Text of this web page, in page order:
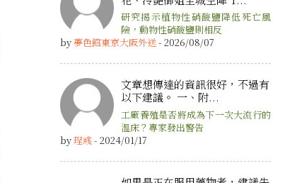
研究揭示植物性硝酸鹽降低死亡風
險，動物性硝酸鹽則相反
by夢色館東京大阪外送- 2026/08/07
文章想傳達的資訊很好，不過有
以下建議。 一、附...
工廠養殖是否將成為下一次大流行的
溫床？專家發出警告
by珵彧- 2024/01/17